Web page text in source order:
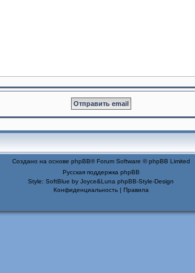
Создано на основе phpBB® Forum Software © phpBB Limited
Русская поддержка phpBB
Style: SoftBlue by Joyce&Luna phpBB-Style-Design
Конфиденциальность| Правила